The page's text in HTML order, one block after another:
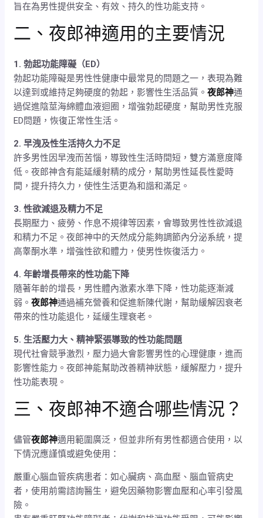
旨在為男性提供安全、有效、持久的性功能支持。
二、夜郎神適用的主要情況
1. 勃起功能障礙（ED）
勃起功能障礙是男性性健康中最常見的問題之一，表現為難
以達到或維持足夠硬度的勃起，影響性生活品質。夜郎神通
過促進陰莖海綿體血液迴圈，增強勃起硬度，幫助男性克服
ED問題，恢復正常性生活。
2. 早洩及性生活持久力不足
許多男性因早洩而苦惱，導致性生活時間短，雙方滿意度降
低。夜郎神含有能延緩射精的成分，幫助男性延長性愛時
間，提升持久力，使性生活更為和諧和滿足。
3. 性欲減退及精力不足
長期壓力、疲勞、作息不規律等因素，會導致男性性欲減退
和精力不足。夜郎神中的天然成分能夠調節內分泌系統，提
高睾酮水準，增強性欲和體力，使男性恢復活力。
4. 年齡增長帶來的性功能下降
隨著年齡的增長，男性體內激素水準下降，性功能逐漸減
弱。夜郎神通過補充營養和促進新陳代謝，幫助緩解因衰老
帶來的性功能退化，延緩生理衰老。
5. 生活壓力大、精神緊張導致的性功能問題
現代社會競爭激烈，壓力過大會影響男性的心理健康，進而
影響性能力。夜郎神能幫助改善精神狀態，緩解壓力，提升
性功能表現。
三、夜郎神不適合哪些情況？
儘管夜郎神適用範圍廣泛，但並非所有男性都適合使用，以
下情況應謹慎或避免使用：
嚴重心腦血管疾病患者：如心臟病、高血壓、腦血管病史
者，使用前需諮詢醫生，避免因藥物影響血壓和心率引發風
險。